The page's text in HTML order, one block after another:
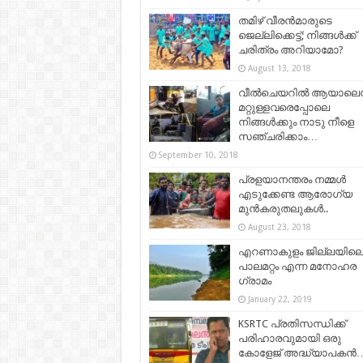
തമിഴ് വീരന്‍മാരുടെ
ജെല്ലിക്കെട്ട്; നിങ്ങൾക്ക്
ചരിത്രം അറിയാമോ?
August 13, 2018
വീൽചെയറിൽ
മറ്റുള്ളവരെപ്പോലെ
നിങ്ങൾക്കും നാടു നീളെ
സഞ്ചരിക്കാം…
September 10, 2018
പ്രളയാനന്തരം നമ്മൾ
എടുക്കേണ്ട ആരോഗ്യ
മുൻകരുതലുകൾ..
August 23, 2018
എറണാകുളം ജില്ലയിലെ
പാലമറ്റം എന്ന മനോഹര
ഗ്രാമം
January 22, 2019
KSRTC പ്രതിസന്ധിക്ക്
പരിഹാരവുമായി ഒരു
കോളേജ്